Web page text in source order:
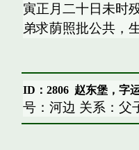
寅正月二十日未时
弟求荫照批公共，
ID：2806 赵东堡，字
号：河边 关系：父